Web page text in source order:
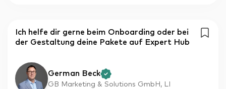
Ich helfe dir gerne beim Onboarding oder bei
der Gestaltung deine Pakete auf Expert Hub
German Beck
GB Marketing & Solutions GmbH, LI